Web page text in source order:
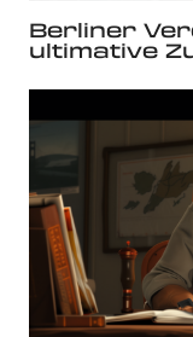
Berliner
ultimative